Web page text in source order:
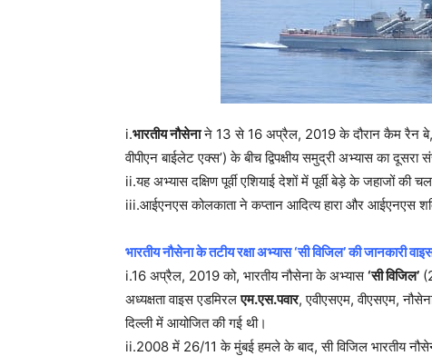
i.भारतीय नौसेनाने 13 से 16 अप्रैल, 2019 के दौरान कैम रैन बे,
वीपीएन बाईलेट एक्स’) के बीच द्विपक्षीय समुद्री अभ्यास का
ii.यह अभ्यास दक्षिण पूर्वी एशियाई देशों में पूर्वी बेड़े के जहाजों की
iii.आईएनएस कोलकाता ने कप्तान आदित्य हारा और आईएनएस
भारतीय नौसेना के तटीय रक्षा अभ्यास ‘सी विजिल’ की जानकारी
i.16 अप्रैल, 2019 को, भारतीय नौसेना के अभ्यास‘सी विजिल’
अध्यक्षता वाइस एडमिरलएम.एस.पवार, एवीएसएम, वीएसएम,
दिल्ली में आयोजित की गई थी।
ii.2008 में 26/11 के मुंबई हमले के बाद, सी विजिल भारतीय नौसेना